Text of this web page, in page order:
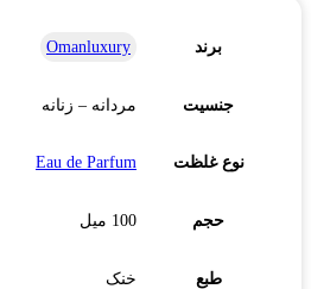
برند Omanluxury
جنسیت مردانه – زنانه
نوع غلظت Eau de Parfum
حجم 100 میل
طبع خنک